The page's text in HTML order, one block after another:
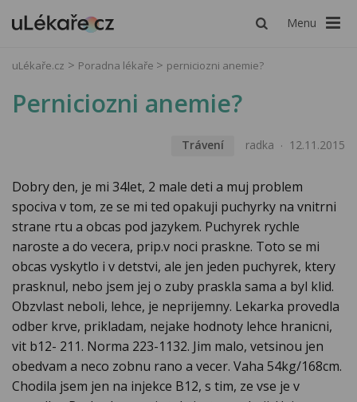
Menu
uLékaře.cz Poradna lékaře perniciozni anemie?
Perniciozni anemie?
Trávení radka 12.11.2015
Dobry den, je mi 34let, 2 male deti a muj problem
spociva v tom, ze se mi ted opakuji puchyrky na vnitrni
strane rtu a obcas pod jazykem. Puchyrek rychle
naroste a do vecera, prip.v noci praskne. Toto se mi
obcas vyskytlo i v detstvi, ale jen jeden puchyrek, ktery
prasknul, nebo jsem jej o zuby praskla sama a byl klid.
Obzvlast neboli, lehce, je neprijemny. Lekarka provedla
odber krve, prikladam, nejake hodnoty lehce hranicni,
vit b12- 211. Norma 223-1132. Jim malo, vetsinou jen
obedvam a neco zobnu rano a vecer. Vaha 54kg/168cm.
Chodila jsem jen na injekce B12, s tim, ze vse je v